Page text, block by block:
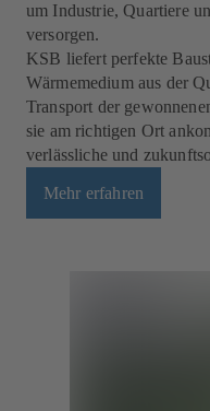
um Industrie, Quartiere
versorgen.
KSB liefert perfekte
Wärmemedium aus der
Transport der
sie am richtigen Ort
verlässliche und
Mehr erfahren